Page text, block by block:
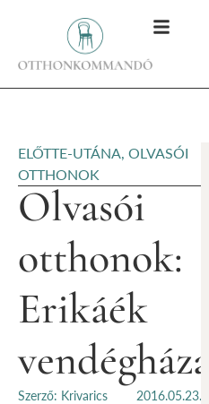
ELŐTTE-UTÁNA OLVASÓI
OTTHONOK
Olvasói
otthonok:
Erikáék
vendégháza
Szerző: Krivarics
2016.05.23.